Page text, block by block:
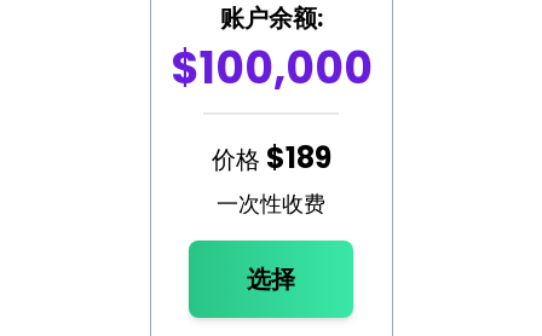
账户余额:
$100,000
价格 $189
一次性收费
选择